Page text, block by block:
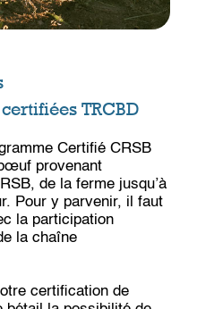
TRCBD
Certifié CRSB
provenant
de la ferme jusqu’à
Pour y parvenir, il faut
la participation
la chaîne
certification de